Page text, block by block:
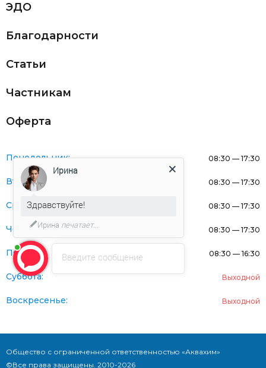
ЭДО
Благодарности
Статьи
Частникам
Оферта
Понедельник: 08:30 — 17:30
Вторник: 08:30 — 17:30
Среда: 08:30 — 17:30
Четверг: 08:30 — 17:30
Пятница: 08:30 — 16:30
Суббота: Выходной
Воскресенье: Выходной
Общество с ограниченной ответственностью «Аквахим»
©Все права защищены. 2010-2026
Введите сообщение
Ирина
Здравствуйте!
Ирина печатает...